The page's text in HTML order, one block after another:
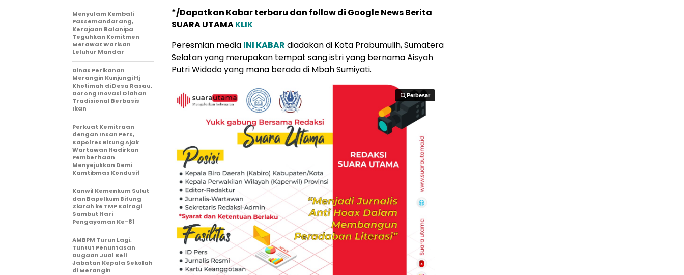
*/Dapatkan Kabar terbaru dan follow di Google News Berita
SUARA UTAMAKLIK
Peresmian media INI KABAR diadakan di Kota Prabumulih, Sumatera
Selatan yang merupakan tempat sang istri yang bernama Aisyah
Putri Widodo yang mana berada di Mbah Sumiyati.
Perbesar
Perbesar
Menyulam Kembali
Passemandarang,
Kerajaan Balanipa
Teguhkan Komitmen
Merawat Warisan
Leluhur Mandar
Dinas Perikanan
Merangin Kunjungi Hj
Khotimah di Desa Rasau,
Dorong Inovasi Olahan
Tradisional Berbasis
Ikan
Perkuat Kemitraan
dengan Insan Pers,
Kapolres Bitung Ajak
Wartawan Hadirkan
Pemberitaan
Menyejukkan Demi
Kamtibmas Kondusif
Kanwil Kemenkum Sulut
dan Bapelkum Bitung
Ziarah ke TMP Kairagi
Sambut Hari
Pengayoman Ke-81
AMBPM Turun Lagi,
Tuntut Penuntasan
Dugaan Jual Beli
Jabatan Kepala Sekolah
di Merangin